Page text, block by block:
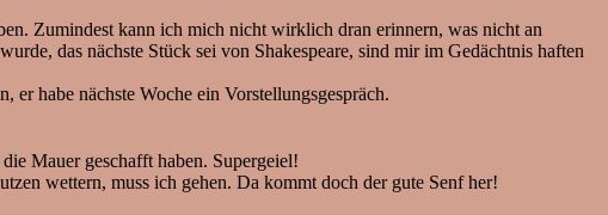
Zumindest kann ich mich nicht wirklich dran erinnern, was nicht an
das nächste Stück sei von Shakespeare, sind mir im Gedächtnis haften
er habe nächste Woche ein Vorstellungsgespräch.
Mauer geschafft haben. Supergeiel!
wettern, muss ich gehen. Da kommt doch der gute Senf her!